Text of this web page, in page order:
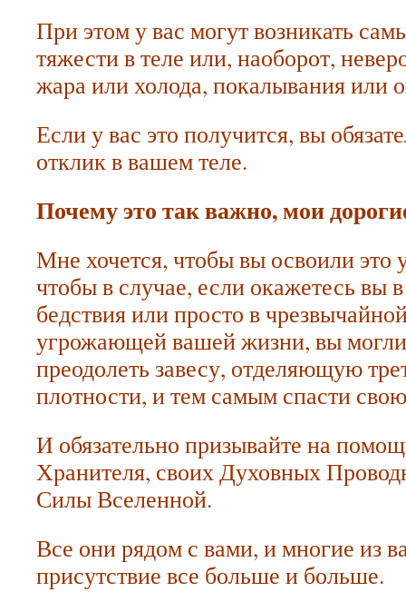
При этом у вас могут возникать
тяжести в теле или, наоборот,
жара или холода, покалывания или
Если у вас это получится, вы
отклик в вашем теле.
Почему это так важно, мои
Мне хочется, чтобы вы освоили это
чтобы в случае, если окажетесь вы
бедствия или просто в
угрожающей вашей жизни, вы
преодолеть завесу, отделяющую
плотности, и тем самым спасти
И обязательно призывайте на
Хранителя, своих Духовных
Силы Вселенной.
Все они рядом с вами, и многие из
присутствие все больше и больше.